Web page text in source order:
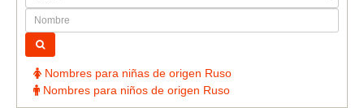
Nombres para niñas de origen Ruso
Nombres para niños de origen Ruso